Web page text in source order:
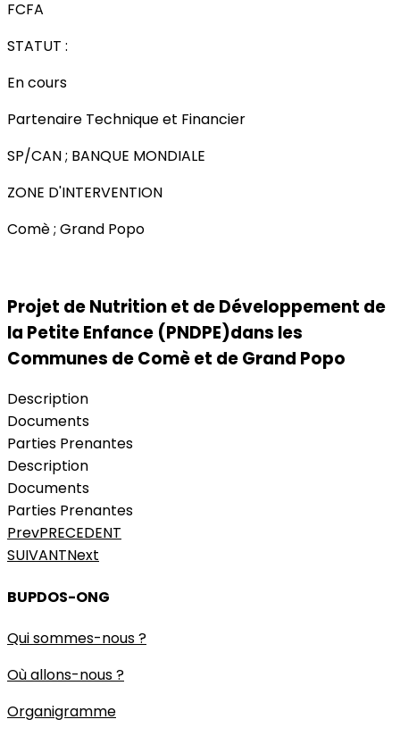
FCFA
STATUT :
En cours
Partenaire Technique et Financier
SP/CAN ; BANQUE MONDIALE
ZONE D'INTERVENTION
Comè ; Grand Popo
Projet de Nutrition et de Développement de
la Petite Enfance (PNDPE)dans les
Communes de Comè et de Grand Popo
Description
Documents
Parties Prenantes
Description
Documents
Parties Prenantes
PrevPRECEDENT
SUIVANTNext
BUPDOS-ONG
Qui sommes-nous ?
Où allons-nous ?
Organigramme